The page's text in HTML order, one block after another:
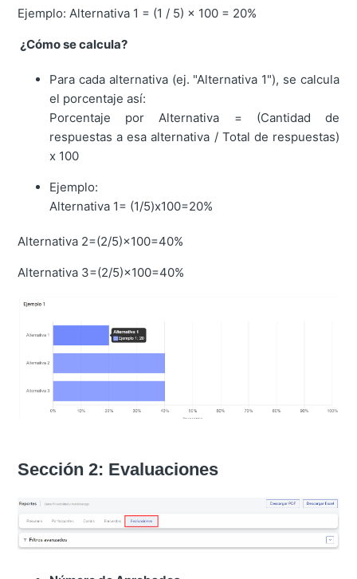
Ejemplo: Alternativa 1 = (1 / 5) × 100 = 20%
¿Cómo se calcula?
Para cada alternativa (ej. "Alternativa 1"), se calcula
el porcentaje así:
Porcentaje por Alternativa = (Cantidad de
respuestas a esa alternativa / Total de respuestas)
x 100
Ejemplo:
Alternativa 1= (1/5)x100=20%
Alternativa 2=(2/5)×100=40%
Alternativa 3=(2/5)×100=40%
Sección 2: Evaluaciones